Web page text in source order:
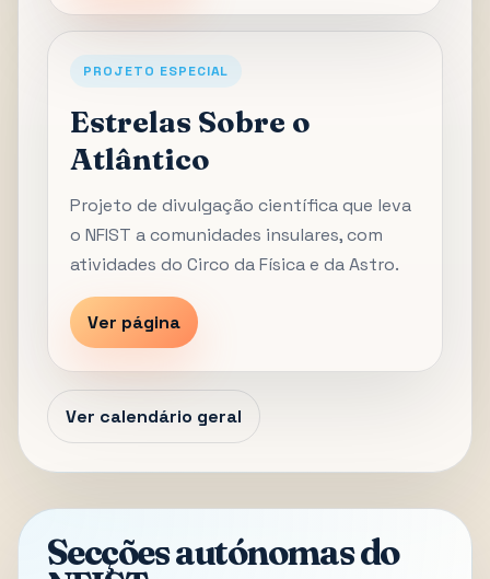
PROJETO ESPECIAL
Estrelas Sobre o
Atlântico
Projeto de divulgação científica que leva
o NFIST a comunidades insulares, com
atividades do Circo da Física e da Astro.
Ver página
Ver calendário geral
Secções autónomas do